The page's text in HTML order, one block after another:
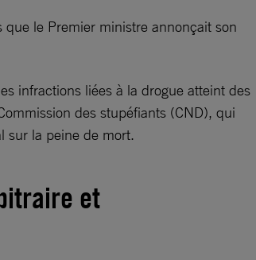
le Premier ministre annonçait son
infractions liées à la drogue atteint des
des stupéfiants (CND), qui
sur la peine de mort.
et